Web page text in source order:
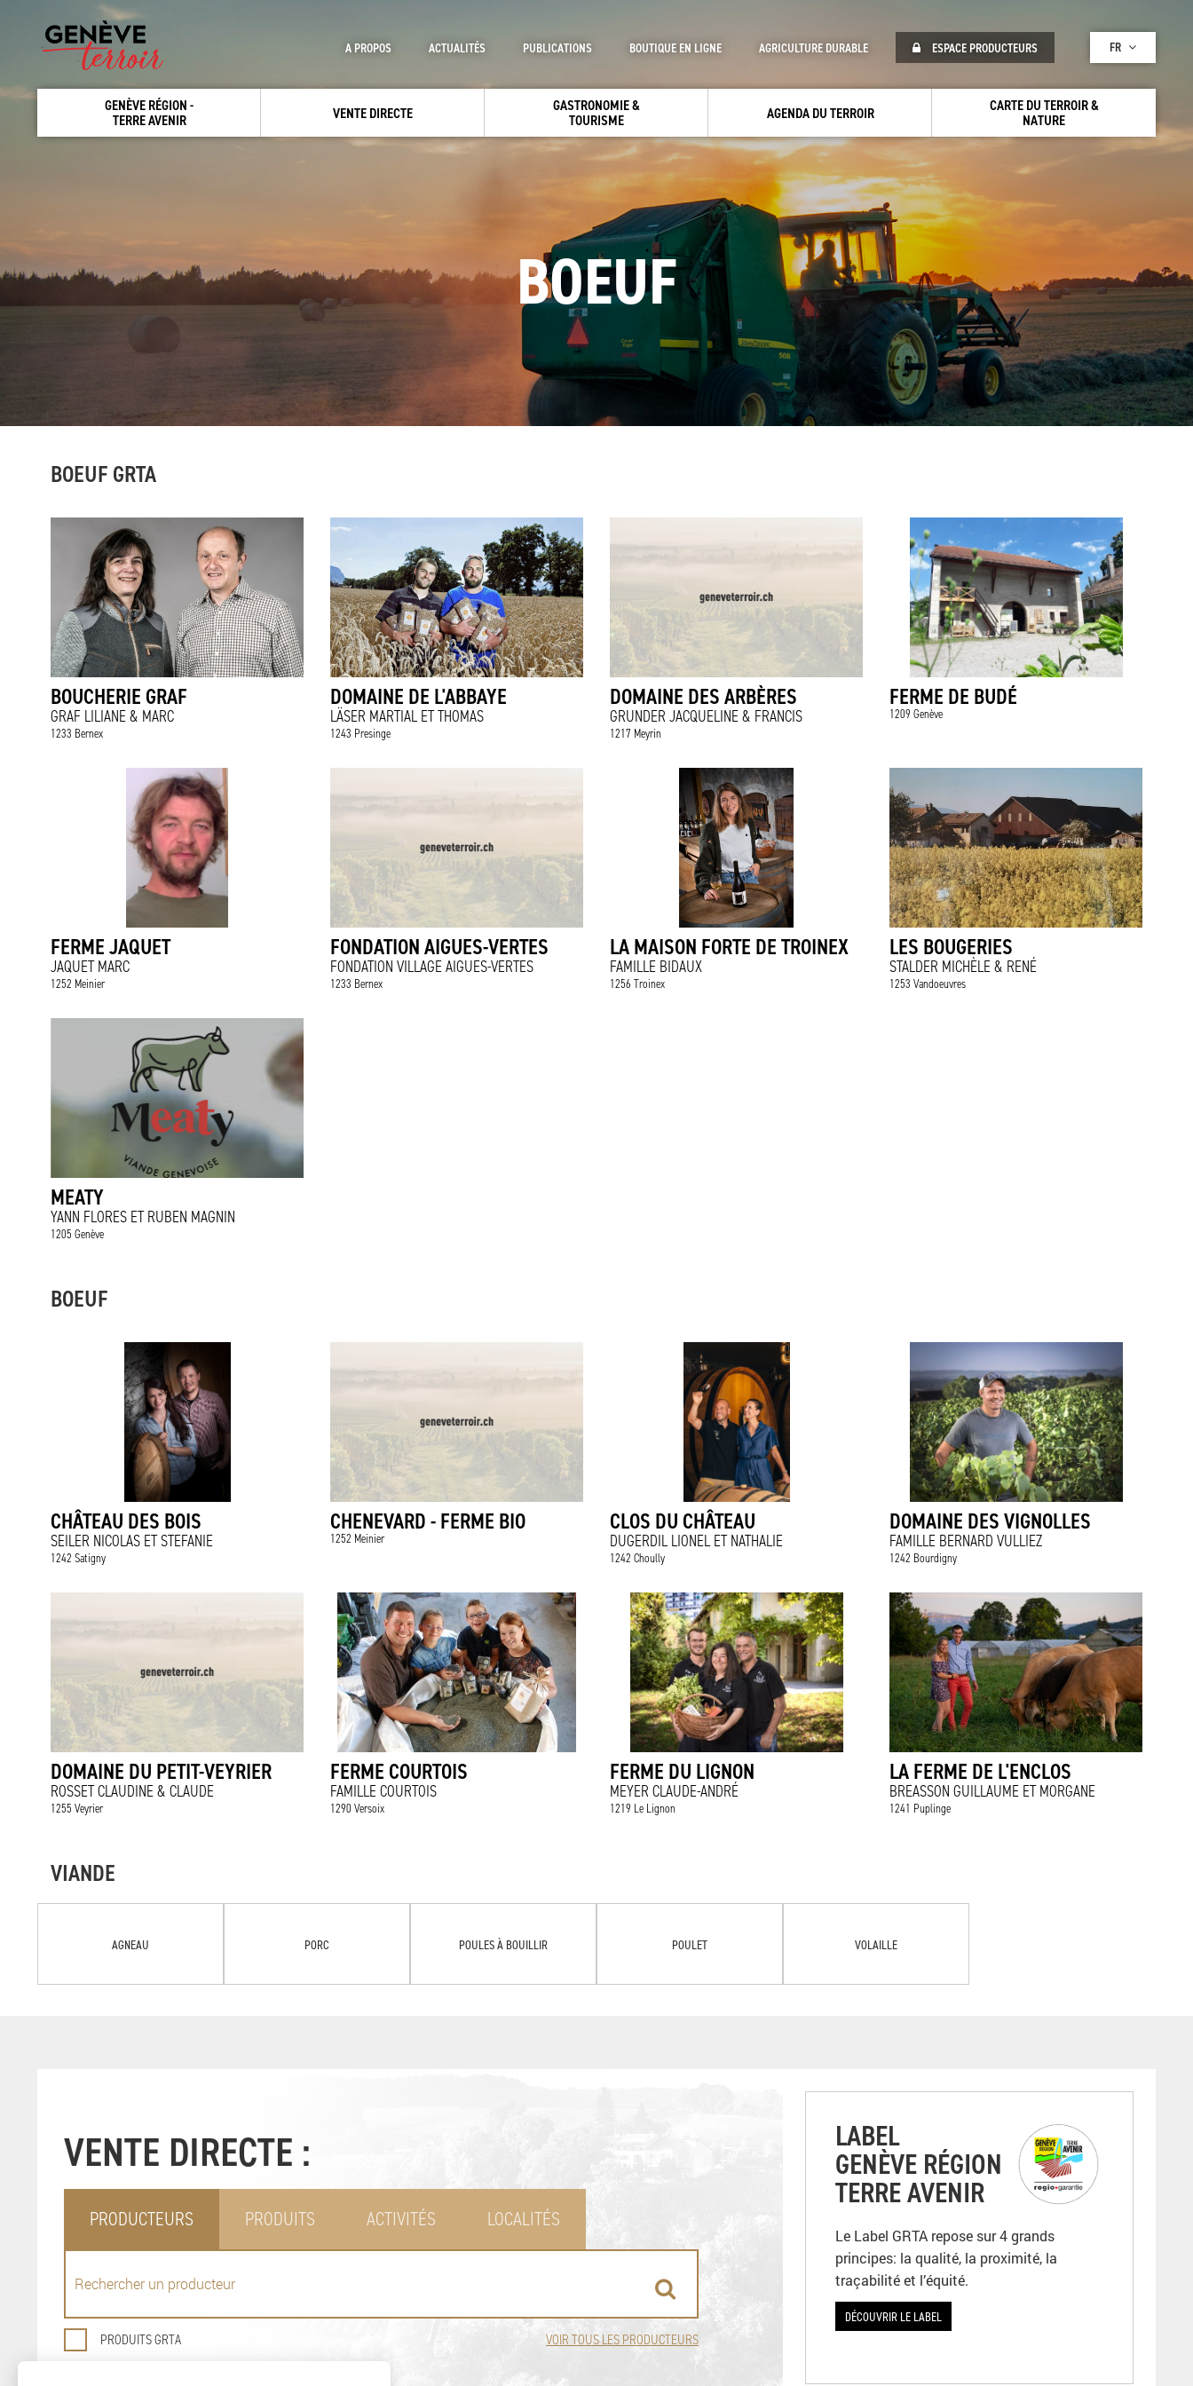
GENÈVE RÉGION -
TERRE AVENIR
VENTE DIRECTE
GASTRONOMIE &
TOURISME
AGENDA DU TERROIR
CARTE DU TERROIR &
NATURE
A PROPOS ACTUALITÉS PUBLICATIONS BOUTIQUE EN LIGNE AGRICULTURE DURABLE ESPACE PRODUCTEURS FR
BOEUF
BOEUF GRTA
BOUCHERIE GRAF
GRAF LILIANE & MARC
1233 Bernex
DOMAINE DE L'ABBAYE
LÄSER MARTIAL ET THOMAS
1243 Presinge
DOMAINE DES ARBÈRES
GRUNDER JACQUELINE & FRANCIS
1217 Meyrin
FERME DE BUDÉ
1209 Genève
FERME JAQUET
JAQUET MARC
1252 Meinier
FONDATION AIGUES-VERTES
FONDATION VILLAGE AIGUES-VERTES
1233 Bernex
LA MAISON FORTE DE TROINEX
FAMILLE BIDAUX
1256 Troinex
LES BOUGERIES
STALDER MICHÈLE & RENÉ
1253 Vandoeuvres
MEATY
YANN FLORES ET RUBEN MAGNIN
1205 Genève
BOEUF
CHÂTEAU DES BOIS
SEILER NICOLAS ET STEFANIE
1242 Satigny
CHENEVARD - FERME BIO
1252 Meinier
CLOS DU CHÂTEAU
DUGERDIL LIONEL ET NATHALIE
1242 Choully
DOMAINE DES VIGNOLLES
FAMILLE BERNARD VULLIEZ
1242 Bourdigny
DOMAINE DU PETIT-VEYRIER
ROSSET CLAUDINE & CLAUDE
1255 Veyrier
FERME COURTOIS
FAMILLE COURTOIS
1290 Versoix
FERME DU LIGNON
MEYER CLAUDE-ANDRÉ
1219 Le Lignon
LA FERME DE L'ENCLOS
BREASSON GUILLAUME ET MORGANE
1241 Puplinge
VIANDE
AGNEAU PORC POULES À BOUILLIR POULET VOLAILLE
VENTE DIRECTE :
PRODUCTEURS PRODUITS ACTIVITÉS LOCALITÉS
PRODUITS GRTA VOIR TOUS LES PRODUCTEURS
LABEL
GENÈVE RÉGION
TERRE AVENIR
Le Label GRTA repose sur 4 grands
principes: la qualité, la proximité, la
traçabilité et l’équité.
DÉCOUVRIR LE LABEL